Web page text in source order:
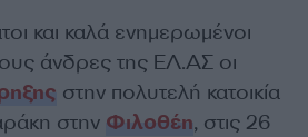
και καλά ενημερωμένοι
άνδρες της ΕΛ.ΑΣ οι
στην πολυτελή κατοικία
στην Φιλοθέη, στις 26